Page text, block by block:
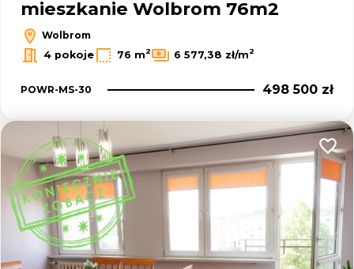
mieszkanie Wolbrom 76m2
Wolbrom
4 pokoje
76 m2 6 577,38 zł/m2
POWR-MS-30 498 500 zł